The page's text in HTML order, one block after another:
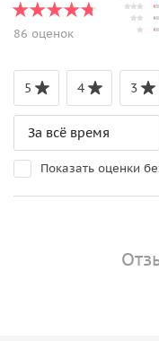
86 оценок
5 4 3
Показать оценки